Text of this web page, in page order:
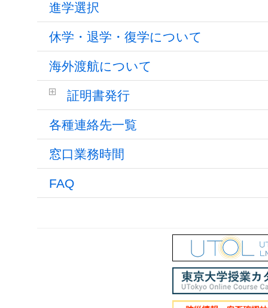
進学選択
休学・退学・復学について
海外渡航について
証明書発行
各種連絡先一覧
窓口業務時間
FAQ